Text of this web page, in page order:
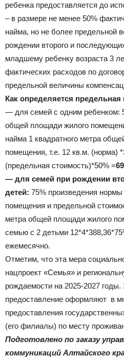
ребенка предоставляется до
– в размере не менее 50%
найма, но не более предельной
рождении второго и
младшему ребенку возраста 3
фактических расходов по
предельной величины
Как определяется
— для семей с одним ребенком:
общей площади жилого
найма 1 квадратного метра
помещения, т.е. 12 кв.м. (норма)
(предельная стоимость)*50% =
— для семей при рождении
детей: 75% произведения
помещения и предельной
метра общей площади жилого
семью с 2 детьми
ежемесячно.
Отметим, что эта мера
нацпроект «Семья» и
рождаемости на 2025-2027 годы.
предоставление оформляют в
предоставления
(его филиалы) по месту
Подготовлено по заказу
коммуникаций Алтайского